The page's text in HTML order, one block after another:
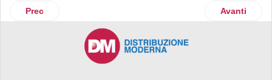
Articolo precedente: Apicoltura Piana capovolge il mondo
Prec Articolo
Avanti